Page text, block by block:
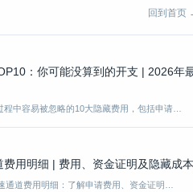
回到首页
：你可能没算到的开支 | 2026年
程中容易被忽略的10大隐藏费用，包括申请…
用明细 | 费用、资金证明及隐藏成本
通道费用明细：了解申请费用、资金证明…